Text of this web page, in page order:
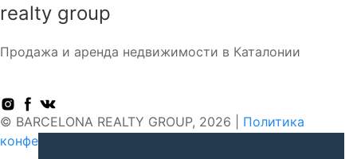
realty group
Продажа и аренда недвижимости в Каталонии
© BARCELONA REALTY GROUP, 2026 | Политика
конфедициальности